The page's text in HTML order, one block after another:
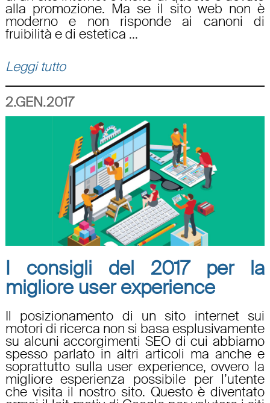
alla promozione. Ma se il sito web non è
moderno e non risponde ai canoni di
fruibilità e di estetica ...
Leggi tutto
2.GEN.2017
I consigli del 2017 per la
migliore user experience
Il posizionamento di un sito internet sui
motori di ricerca non si basa esplusivamente
su alcuni accorgimenti SEO di cui abbiamo
spesso parlato in altri articoli ma anche e
soprattutto sulla user experience, ovvero la
migliore esperienza possibile per l’utente
che visita il nostro sito. Questo è diventato